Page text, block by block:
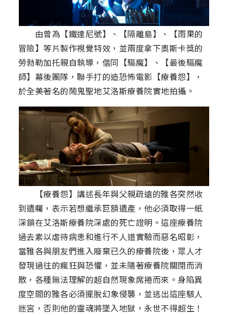
由曾為【鐵達尼號】、【隔離島】、【雨果的
冒險】等片製作視覺特效，並兩度拿下奧斯卡獎的
勞勃勒加托親自執導，偕同【驅魔】、【最後驅魔
師】幕後團隊，聯手打的造恐怖電影【療養怨】，
於全美著名的鬧鬼聖地艾洛斯療養院實地拍攝。
【療養怨】講述長年與父親疏遠的雅各突然收
到遺囑，表示若想繼承巨額遺產，他必須取得一紙
深鎖在艾洛斯療養院深處的死亡證明。這座療養院
過去素以虐待病患和進行不人道實驗而惡名昭彰，
當雅各與朋友們進入廢棄已久的療養院後，眾人才
發現過往的瘋狂與恐懼，並未隨著療養院關閉而消
散，各種無法理解的超自然現象席捲而來。身陷異
度空間的雅各必須擺脫幻象侵襲，並逃出這座駭人
迷宮，否則他的靈魂將墜入地獄，永世不得超生！